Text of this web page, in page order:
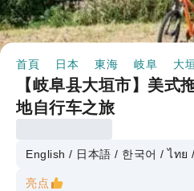
首頁 日本 東海 岐阜 大
【岐阜县大垣市】美式
地自行车之旅
English / 日本語 / 한국어 / ไทย
亮点